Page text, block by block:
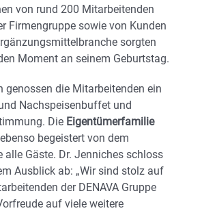
von rund 200 Mitarbeitenden
Firmengruppe sowie von Kunden
sorgten
Moment an seinem Geburtstag.
genossen die Mitarbeitenden ein
Nachspeisenbuffet und
Die Eigentümerfamilie
begeistert von dem
alle Gäste. Dr. Jenniches schloss
Ausblick ab: „Wir sind stolz auf
der DENAVA Gruppe
auf viele weitere